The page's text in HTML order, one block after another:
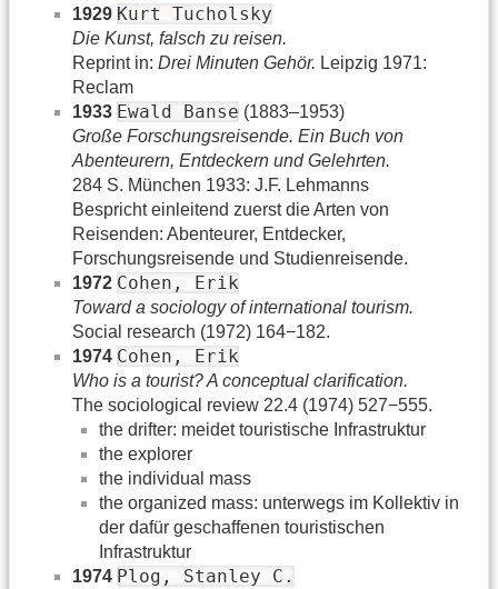
1929 Kurt Tucholsky
Die Kunst, falsch zu reisen.
Reprint in: Drei Minuten Gehör. Leipzig 1971:
Reclam
1933 Ewald Banse (1883–1953)
Große Forschungsreisende. Ein Buch von
Abenteurern, Entdeckern und Gelehrten.
284 S. München 1933: J.F. Lehmanns
Bespricht einleitend zuerst die Arten von
Reisenden: Abenteurer, Entdecker,
Forschungsreisende und Studienreisende.
1972 Cohen, Erik
Toward a sociology of international tourism.
Social research (1972) 164−182.
1974 Cohen, Erik
Who is a tourist? A conceptual clarification.
The sociological review 22.4 (1974) 527−555.
the drifter: meidet touristische Infrastruktur
the explorer
the individual mass
the organized mass: unterwegs im Kollektiv in
der dafür geschaffenen touristischen
Infrastruktur
1974 Plog, Stanley C.